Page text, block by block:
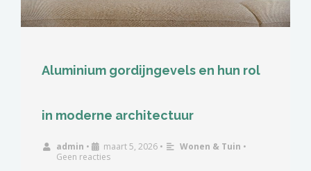
Aluminium gordijngevels en hun rol
in moderne architectuur
admin • maart 5, 2026 • Wonen & Tuin •
Geen reacties